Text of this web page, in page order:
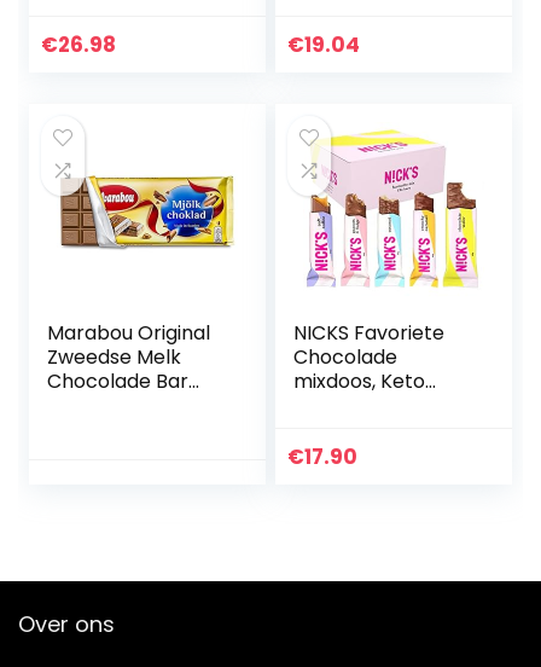
€26.98 €19.04
Marabou Original
Zweedse Melk
Chocolade Bar
NICKS Favoriete
Chocolade
mixdoos, Keto
Toegevoegde
€17.90
Over ons